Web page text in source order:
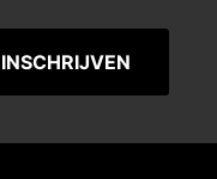
INSCHRIJVEN